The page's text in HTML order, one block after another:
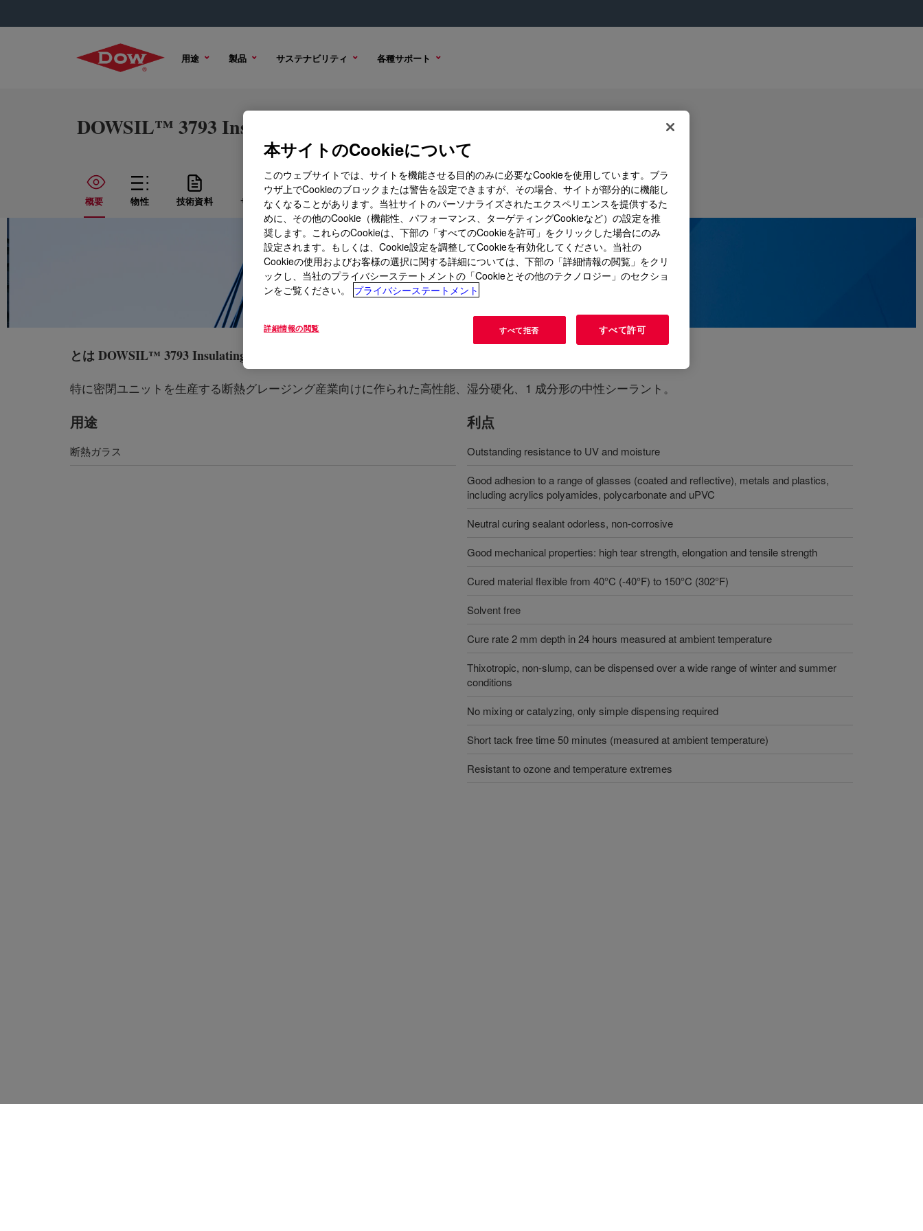
用途 製品 サステナビリティ 各種サポート
DOWSIL™ 3793 Insulating Glass Sealant
概要 物性 技術資料 サンプル オプション 購入オプション
とはDOWSIL™ 3793 Insulating Glass Sealant
特に密閉ユニットを生産する断熱グレージング産業向けに作られた高性能、湿分硬化、1 成分形の中性シーラント。
用途
断熱ガラス
利点
Outstanding resistance to UV and moisture
Good adhesion to a range of glasses (coated and reflective), metals and plastics,
including acrylics polyamides, polycarbonate and uPVC
Neutral curing sealant odorless, non-corrosive
Good mechanical properties: high tear strength, elongation and tensile strength
Cured material flexible from 40°C (-40°F) to 150°C (302°F)
Solvent free
Cure rate 2 mm depth in 24 hours measured at ambient temperature
Thixotropic, non-slump, can be dispensed over a wide range of winter and summer
conditions
No mixing or catalyzing, only simple dispensing required
Short tack free time 50 minutes (measured at ambient temperature)
Resistant to ozone and temperature extremes
本サイトのCookieについて
このウェブサイトでは、サイトを機能させる目的のみに必要なCookieを使用しています。ブラ
ウザ上でCookieのブロックまたは警告を設定できますが、その場合、サイトが部分的に機能し
なくなることがあります。当社サイトのパーソナライズされたエクスペリエンスを提供するた
めに、その他のCookie（機能性、パフォーマンス、ターゲティングCookieなど）の設定を推
奨します。これらのCookieは、下部の「すべてのCookieを許可」をクリックした場合にのみ
設定されます。もしくは、Cookie設定を調整してCookieを有効化してください。当社の
Cookieの使用およびお客様の選択に関する詳細については、下部の「詳細情報の閲覧」をクリ
ックし、当社のプライバシーステートメントの「Cookieとその他のテクノロジー」のセクショ
ンをご覧ください。
プライバシーステートメント
詳細情報の閲覧 すべて拒否 すべて許可